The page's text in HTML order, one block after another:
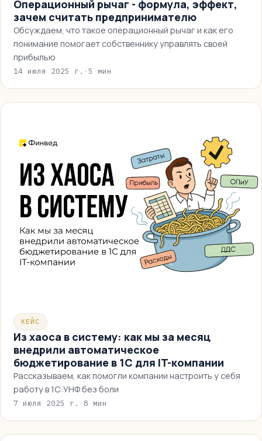
Операционный рычаг - формула, эффект,
зачем считать предпринимателю
Обсуждаем, что такое операционный рычаг и как его
понимание помогает собственнику управлять своей
прибылью
14 июля 2025 г. ·5 мин
КЕЙС
Из хаоса в систему: как мы за месяц
внедрили автоматическое
бюджетирование в 1С для IT-компании
Рассказываем, как помогли компании настроить у себя
работу в 1С:УНФ без боли
7 июля 2025 г. · 8 мин